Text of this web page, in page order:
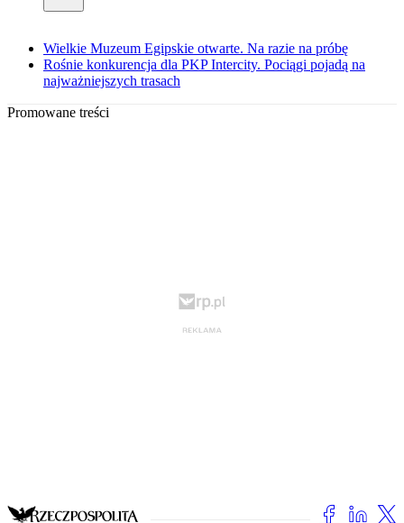
Wielkie Muzeum Egipskie otwarte. Na razie na próbę
Rośnie konkurencja dla PKP Intercity. Pociągi pojadą na
najważniejszych trasach
Promowane treści